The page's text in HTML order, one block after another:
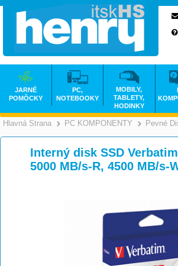
Hlavná Strana >
PC KOMPONENTY Pevné
Interný disk SSD
5000 MB/s-R, 4500 MB/s-
JARNÉ
POMÔCKY
PC,
NOTEBOOKY
MOBILY,
TABLETY,
HODINKY